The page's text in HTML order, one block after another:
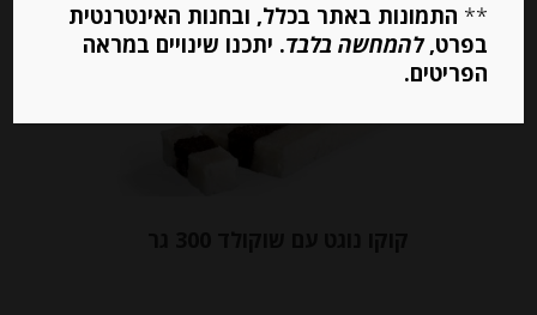
Stock
** התמונות באתר בכלל, ובחנות האינטרנטית
בפרט,להמחשה בלבד. יתכנו שינויים במראה
הפריטים.